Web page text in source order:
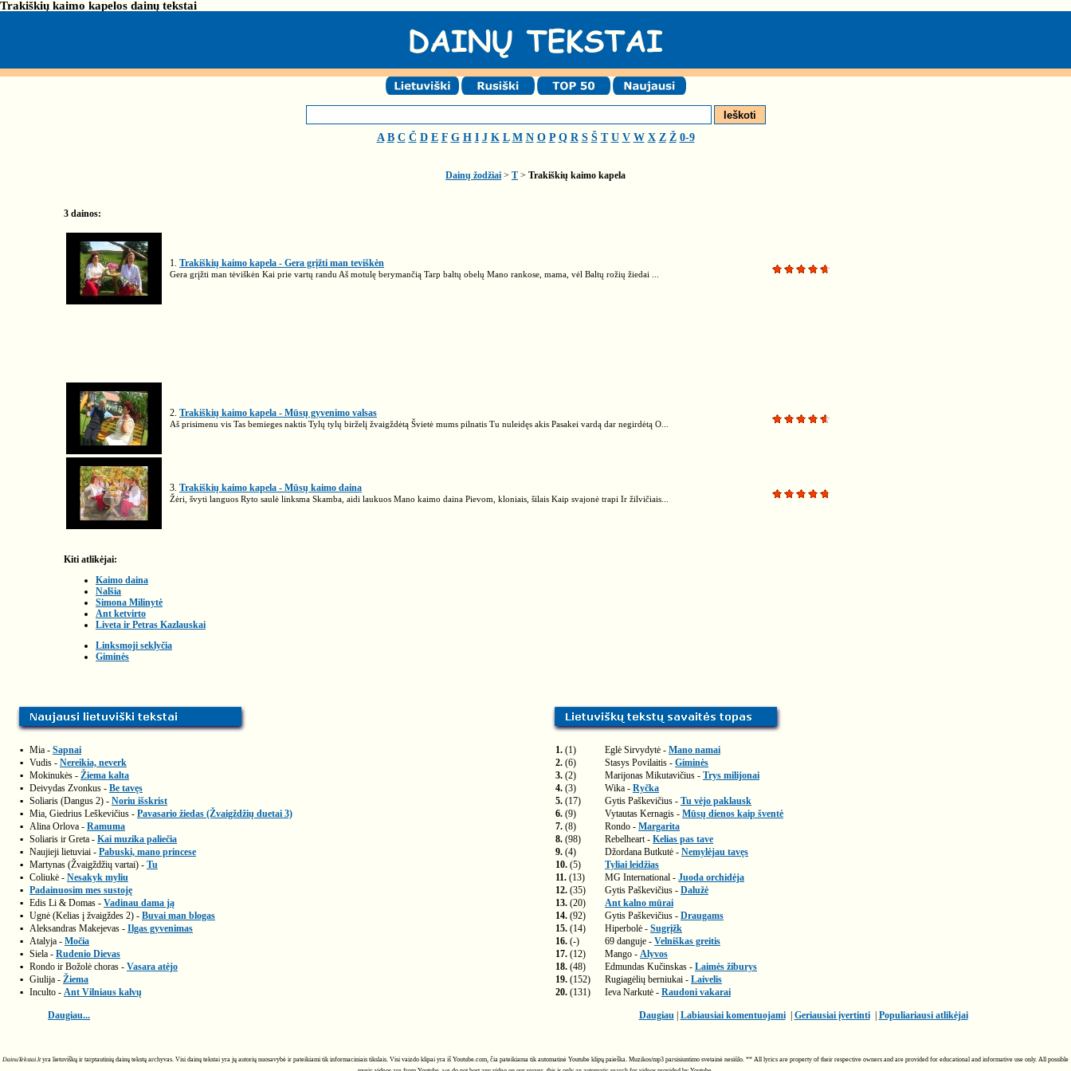
Trakiškių kaimo kapelos dainų tekstai
A B C Č D E F G H I J K L M N O P Q R S Š T U V W X Z Ž 0-9
Dainų žodžiai > T > Trakiškių kaimo kapela
3 dainos:
1. Trakiškių kaimo kapela - Gera grįžti man teviškėn
Gera grįžti man tėviškėn Kai prie vartų randu Aš motulę berymančią Tarp baltų obelų Mano rankose, mama, vėl Baltų rožių žiedai ...
2. Trakiškių kaimo kapela - Mūsų gyvenimo valsas
Aš prisimenu vis Tas bemieges naktis Tylų tylų birželį žvaigždėtą Švietė mums pilnatis Tu nuleidęs akis Pasakei vardą dar negirdėtą O...
3. Trakiškių kaimo kapela - Mūsų kaimo daina
Žėri, švyti languos Ryto saulė linksma Skamba, aidi laukuos Mano kaimo daina Pievom, kloniais, šilais Kaip svajonė trapi Ir žilvičiais...
Kiti atlikėjai:
Kaimo daina
Nalšia
Simona Milinytė
Ant ketvirto
Liveta ir Petras Kazlauskai
Linksmoji seklyčia
Giminės
▪ Mia - Sapnai
▪ Vudis - Nereikia, neverk
▪ Mokinukės - Žiema kalta
▪ Deivydas Zvonkus - Be tavęs
▪ Soliaris (Dangus 2) - Noriu išskrist
▪ Mia, Giedrius Leškevičius - Pavasario žiedas (Žvaigždžių duetai 3)
▪ Alina Orlova - Ramuma
▪ Soliaris ir Greta - Kai muzika paliečia
▪ Naujieji lietuviai - Pabuski, mano princese
▪ Martynas (Žvaigždžių vartai) - Tu
▪ Coliukė - Nesakyk myliu
▪ Padainuosim mes sustoję
▪ Edis Li & Domas - Vadinau dama ją
▪ Ugnė (Kelias į žvaigždes 2) - Buvai man blogas
▪ Aleksandras Makejevas - Ilgas gyvenimas
▪ Atalyja - Močia
▪ Siela - Rudenio Dievas
▪ Rondo ir Božolė choras - Vasara atėjo
▪ Giulija - Žiema
▪ Inculto - Ant Vilniaus kalvų
Daugiau...
1. (1) Eglė Sirvydytė - Mano namai
2. (6) Stasys Povilaitis - Giminės
3. (2) Marijonas Mikutavičius - Trys milijonai
4. (3) Wika - Ryčka
5. (17) Gytis Paškevičius - Tu vėjo paklausk
6. (9) Vytautas Kernagis - Mūsų dienos kaip šventė
7. (8) Rondo - Margarita
8. (98) Rebelheart - Kelias pas tave
9. (4) Džordana Butkutė - Nemylėjau tavęs
10. (5)
Tyliai leidžias
11. (13) MG International - Juoda orchidėja
12. (35) Gytis Paškevičius - Dalužė
13. (20)
Ant kalno mūrai
14. (92) Gytis Paškevičius - Draugams
15. (14) Hiperbolė - Sugrįžk
16. (-) 69 danguje - Velniškas greitis
17. (12) Mango - Alyvos
18. (48) Edmundas Kučinskas - Laimės žiburys
19. (152) Rugiagėlių berniukai - Laivelis
20. (131) Ieva Narkutė - Raudoni vakarai
Daugiau| Labiausiai komentuojami| Geriausiai įvertinti| Populiariausi atlikėjai
DainuTekstai.ltyra lietuviškų ir tarptautinių dainų tekstų archyvas. Visi dainų tekstai yra jų autorių nuosavybė ir pateikiami tik informaciniais tikslais. Visi vaizdo klipai yra iš Youtube.com, čia pateikiama tik automatinė Youtube klipų paieška. Muzikos/mp3 parsisiuntimo svetainė nesiūlo. ** All lyrics are property of their respective owners and are provided for educational and informative use only. All possible